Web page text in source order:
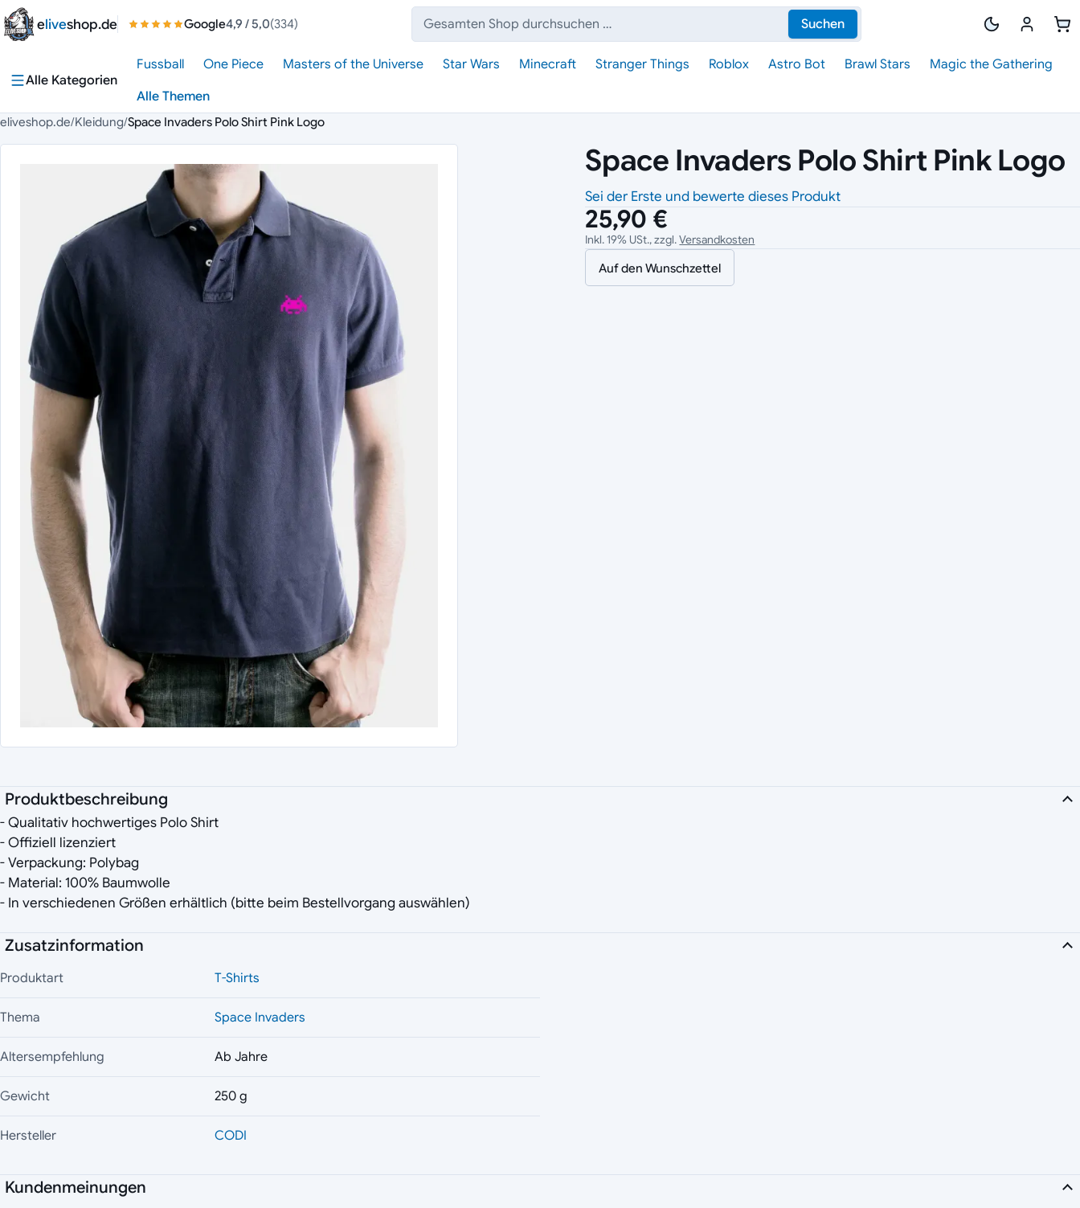
Zum Inhalt springen
eliveshop.de Google4,9 / 5,0(334)
Suche:
Suchen
Alle Kategorien
Fussball One Piece Masters of the Universe Star Wars Minecraft Stranger Things Roblox Astro Bot Brawl Stars
Magic the Gathering
Alle Themen
eliveshop.de/Kleidung/Space Invaders Polo Shirt Pink Logo
Space Invaders Polo Shirt Pink Logo
Sei der Erste und bewerte dieses Produkt
25,90 €
Inkl. 19% USt., zzgl.Versandkosten
Auf den Wunschzettel
Produktbeschreibung
- Qualitativ hochwertiges Polo Shirt
- Offiziell lizenziert
- Verpackung: Polybag
- Material: 100% Baumwolle
- In verschiedenen Größen erhältlich (bitte beim Bestellvorgang auswählen)
Zusatzinformation
Produktart T-Shirts
Thema Space Invaders
Altersempfehlung Ab Jahre
Gewicht 250 g
Hersteller CODI
Kundenmeinungen